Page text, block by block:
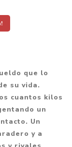
que lo
su vida.
cuantos kilos
un
Un
y a